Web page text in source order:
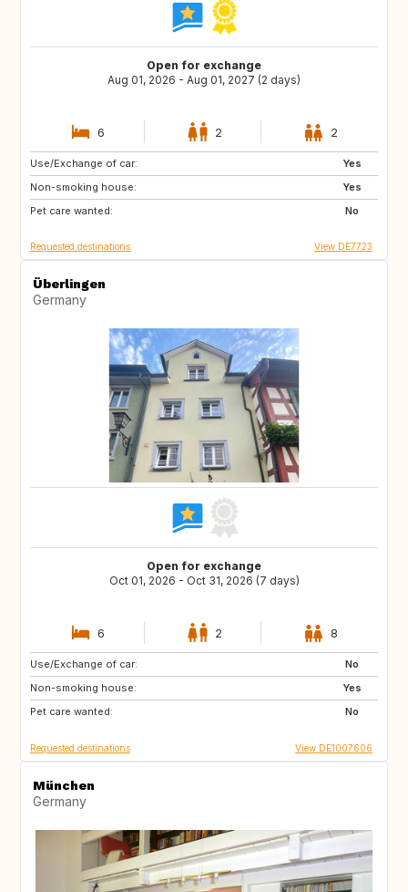
Open for exchange
Aug 01, 2026 - Aug 01, 2027 (2 days)
6 2 2
Use/Exchange of car:
Yes
Non-smoking house:
Yes
Pet care wanted:
No
GR
HU
IS
Requested destinations View DE7723
Überlingen
Germany
Open for exchange
Oct 01, 2026 - Oct 31, 2026 (7 days)
6 2 8
Use/Exchange of car:
No
Non-smoking house:
Yes
Pet care wanted:
No
DE
Requested destinations View DE1007606
München
Germany